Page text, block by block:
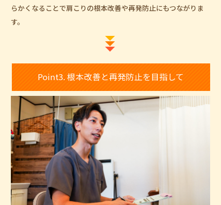
らかくなることで肩こりの根本改善や再発防止にもつながりま
す。
Point3. 根本改善と再発防止を目指して